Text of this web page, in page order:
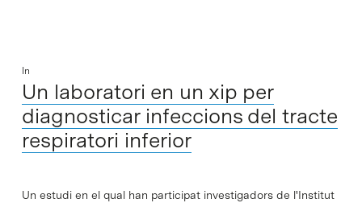
In
Un laboratori en un xip per
diagnosticar infeccions del tracte
respiratori inferior
Un estudi en el qual han participat investigadors de l'Institut